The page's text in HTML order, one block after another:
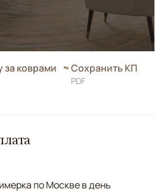
за коврами Сохранить КП
PDF
по Москве в день